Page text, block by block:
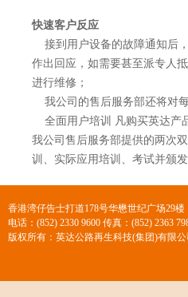
快速客户反应
接到用户设备的故障通知后
作出回应，如需要甚至派专人
进行维修；
我公司的售后服务部还将对每
全面用户培训 凡购买英达产
我公司售后服务部提供的两次
训、实际应用培训、考试并颁发
香港湾仔告士打道178号华懋世纪广场29楼
电话：(852) 2330 9600 传真：(852) 2363
版权所有：英达公路再生科技(集团)有限公